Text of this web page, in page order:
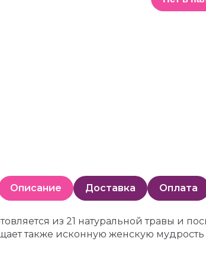
Описание Доставка Оплата
из 21 натуральной травы и
также исконную женскую